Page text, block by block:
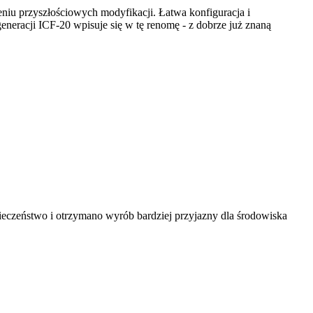
przyszłościowych modyfikacji. Łatwa konfiguracja i
ICF-20 wpisuje się w tę renomę - z dobrze już znaną
i otrzymano wyrób bardziej przyjazny dla środowiska